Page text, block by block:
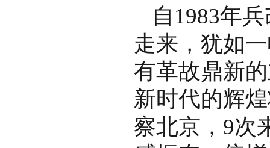
自1983年
走来，犹如
有革故鼎新
新时代的辉
察北京，9次